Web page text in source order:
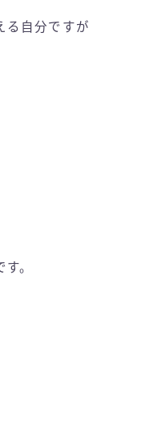
る自分ですが
。